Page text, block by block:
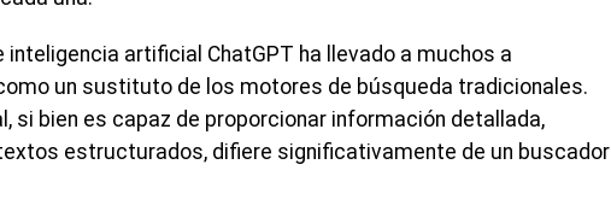
inteligencia artificial ChatGPT ha llevado a muchos a
un sustituto de los motores de búsqueda tradicionales.
si bien es capaz de proporcionar información detallada,
estructurados, difiere significativamente de un buscador